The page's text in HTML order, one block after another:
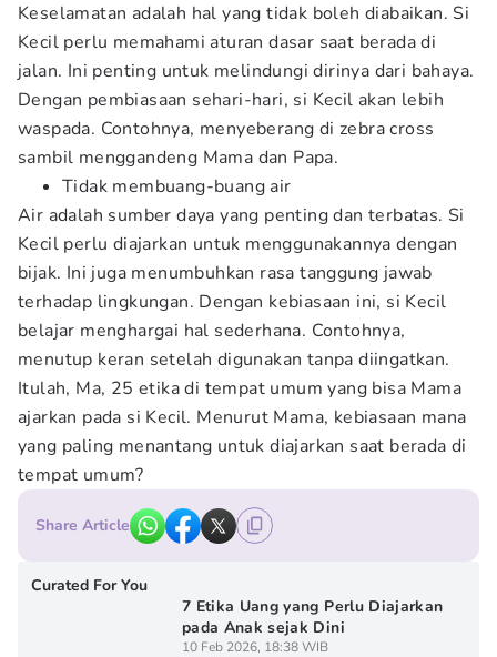
Keselamatan adalah hal yang tidak boleh diabaikan. Si
Kecil perlu memahami aturan dasar saat berada di
jalan. Ini penting untuk melindungi dirinya dari bahaya.
Dengan pembiasaan sehari-hari, si Kecil akan lebih
waspada. Contohnya, menyeberang di zebra cross
sambil menggandeng Mama dan Papa.
Tidak membuang-buang air
Air adalah sumber daya yang penting dan terbatas. Si
Kecil perlu diajarkan untuk menggunakannya dengan
bijak. Ini juga menumbuhkan rasa tanggung jawab
terhadap lingkungan. Dengan kebiasaan ini, si Kecil
belajar menghargai hal sederhana. Contohnya,
menutup keran setelah digunakan tanpa diingatkan.
Itulah, Ma, 25 etika di tempat umum yang bisa Mama
ajarkan pada si Kecil. Menurut Mama, kebiasaan mana
yang paling menantang untuk diajarkan saat berada di
tempat umum?
Share Article
Curated For You
7 Etika Uang yang Perlu Diajarkan
pada Anak sejak Dini
10 Feb 2026, 18:38 WIB